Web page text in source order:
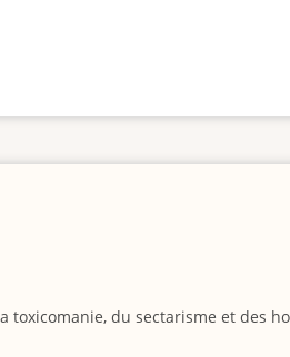
toxicomanie, du sectarisme et des